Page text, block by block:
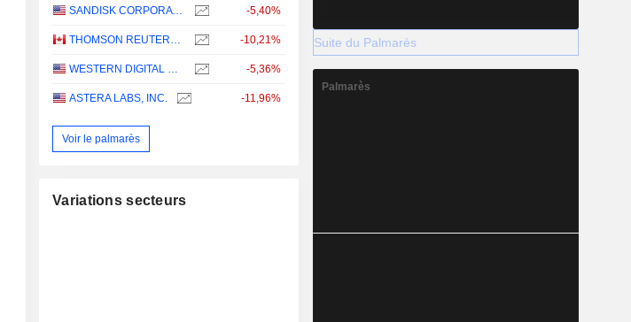
SANDISK CORPORATION -5,40%
THOMSON REUTERS CORPORATION -10,21%
WESTERN DIGITAL CORPORATION -5,36%
ASTERA LABS, INC. -11,96%
Voir le palmarès
Variations secteurs
Suite du Palmarès
Palmarès